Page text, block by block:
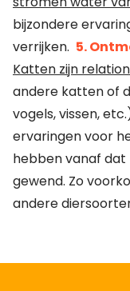
bijzondere
verrijken. 5.
Katten zijn
andere katten of
vogels, vissen,
ervaringen voor
hebben vanaf dat
gewend. Zo
andere